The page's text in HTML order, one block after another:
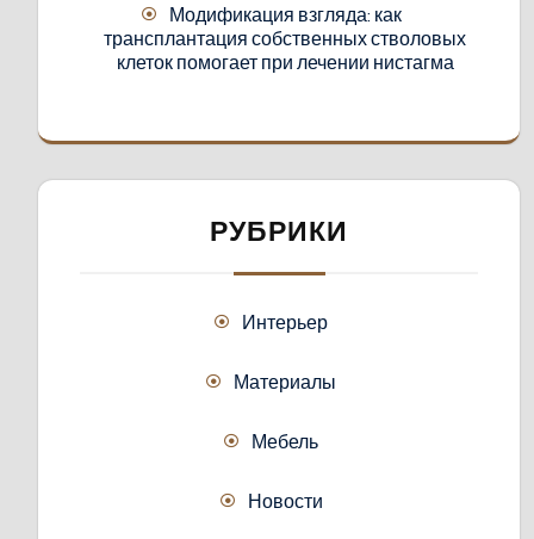
Модификация взгляда: как
трансплантация собственных стволовых
клеток помогает при лечении нистагма
РУБРИКИ
Интерьер
Материалы
Мебель
Новости